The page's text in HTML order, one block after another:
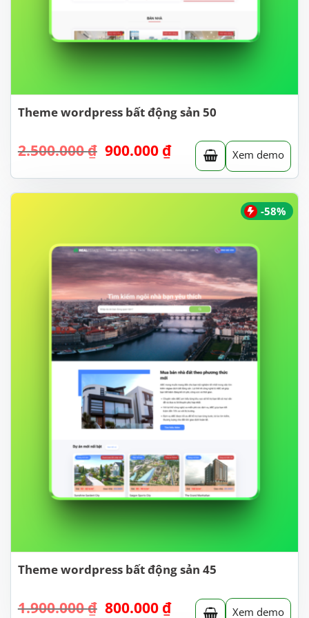
Theme wordpress bất động sản 50
2.500.000₫ Giá
là:
2.500.000 ₫.
900.000 ₫Giá
hiện
tại
là:
Xem demo
-58%
Theme wordpress bất động sản 45
1.900.000₫ Giá
800.000 ₫Giá Xem demo